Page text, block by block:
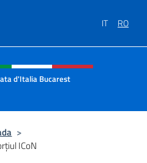
IT RO
menu of site
d'Italia Bucarest
>
ICoN